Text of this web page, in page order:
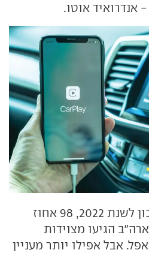
אוטו.
לפי דיווח של CNBC, נכון לשנת 2022, 98 אחוז
הגיעו מצוידות
אבל אפילו יותר מעניין